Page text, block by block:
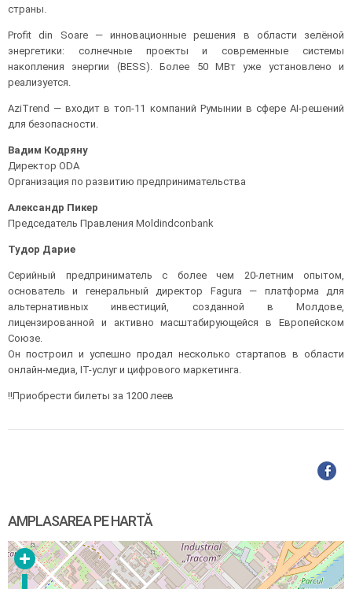
страны.
Profit din Soare — инновационные решения в области зелёной
энергетики: солнечные проекты и современные системы
накопления энергии (BESS). Более 50 МВт уже установлено и
реализуется.
AziTrend — входит в топ-11 компаний Румынии в сфере AI-решений
для безопасности.
Вадим Кодряну
Директор ODA
Организация по развитию предпринимательства
Александр Пикер
Председатель Правления Moldindconbank
Тудор Дарие
Серийный предприниматель с более чем 20-летним опытом,
основатель и генеральный директор Fagura — платформа для
альтернативных инвестиций, созданной в Молдове,
лицензированной и активно масштабирующейся в Европейском
Союзе.
Он построил и успешно продал несколько стартапов в области
онлайн-медиа, IT-услуг и цифрового маркетинга.
‼️Приобрести билеты за 1200 леев
AMPLASAREA PE HARTĂ